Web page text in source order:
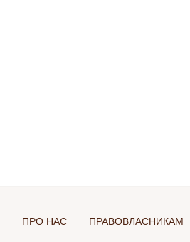
ПРО НАС ПРАВОВЛАСНИКАМ